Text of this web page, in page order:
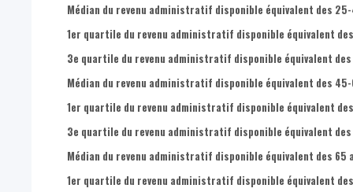
Médian du revenu administratif disponible équivalent des
1er quartile du revenu administratif disponible équivalent
3e quartile du revenu administratif disponible équivalent
Médian du revenu administratif disponible équivalent des
1er quartile du revenu administratif disponible équivalent
3e quartile du revenu administratif disponible équivalent
Médian du revenu administratif disponible équivalent des 65
1er quartile du revenu administratif disponible équivalent